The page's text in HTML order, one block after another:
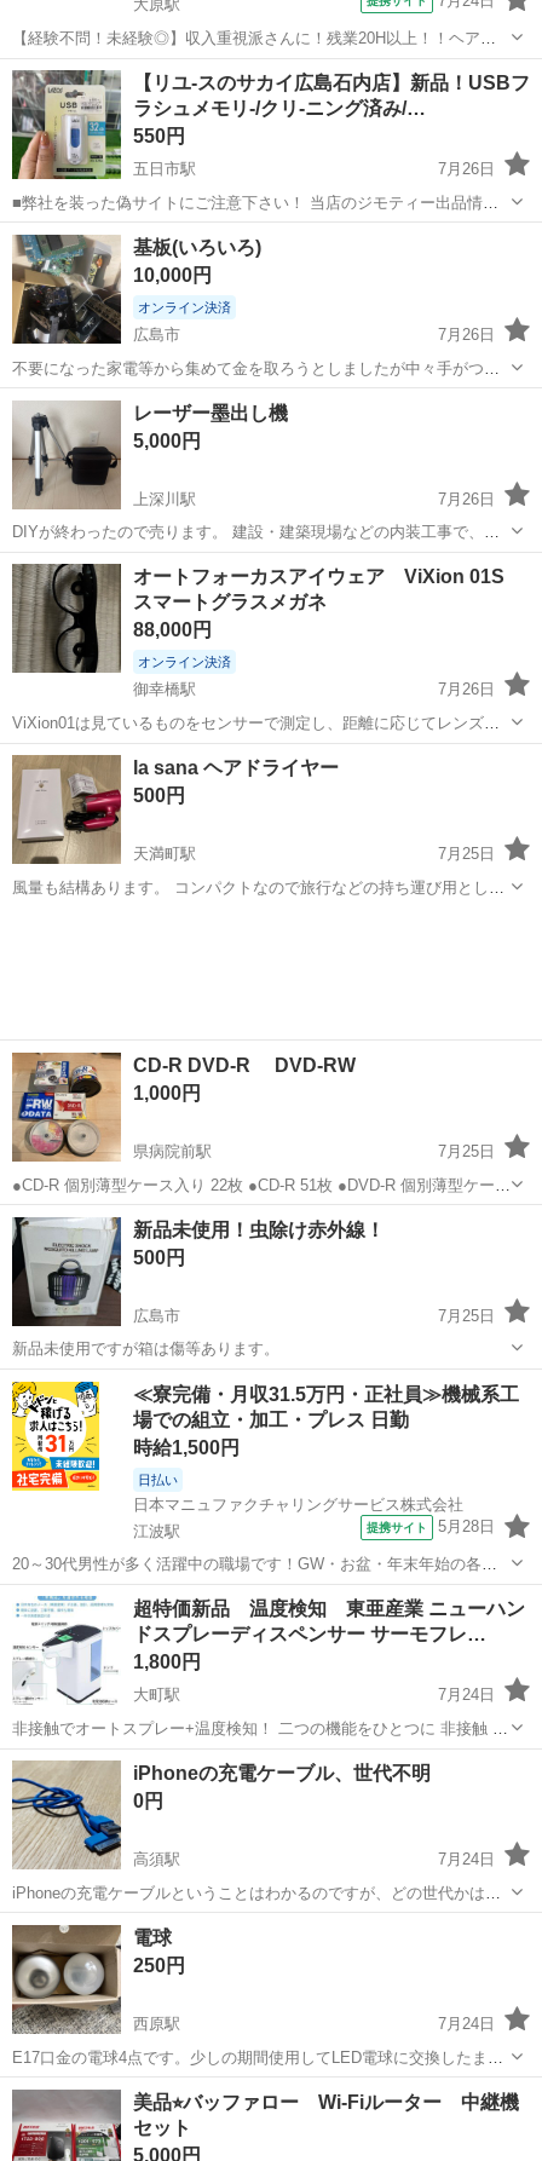
大原駅
【経験不問！未経験◎】収入重視派さんに！残業20H以上！！ヘアス
タイル自由☆ くるま部品の溶接・組立 【業務内容詳細】 部品を機械
にセット&取り出し、自動車部品(ドア、マフラー)の溶接・組立作業・
ラインへの部品の段取 お...
広島 広島市 大原駅 その他
【リユ-スのサカイ広島石内店】新品！USBフ
ラシュメモリ-/クリ-ニング済み/…
550円
五日市駅
7月26日
■弊社を装った偽サイトにご注意下さい！ 当店のジモティー出品情
報、画像が複数の偽サイトに転載されていることが確認されておりま
す。 これらのサイトに関しましては、当店とは一切関係がございませ
ん。 偽サイトへのアクセス...
広島 広島市 五日市駅 その他
基板(いろいろ)
10,000円
オンライン決済
広島市
7月26日
不要になった家電等から集めて金を取ろうとしましたが中々手がつけ
られず現在に至ります。
広島 広島市 その他 基板
レーザー墨出し機
5,000円
上深川駅
7月26日
DIYが終わったので売ります。 建設・建築現場などの内装工事で、垂
直（縦）や水平（横）の正確な基準線を出すための計測工具です。 よ
ろしくお願いします。
広島 広島市 上深川駅 その他
オートフォーカスアイウェア ViXion 01S
スマートグラスメガネ
88,000円
オンライン決済
御幸橋駅
7月26日
ViXion01は見ているものをセンサーで測定し、距離に応じてレンズの
形状を瞬時に変化させ、ピント調節をサポートするアイウェアです。
近くも遠くもスムーズなピント調節体験を提供します。 自分が強度の
近視のため、合わなかったので...
広島 広島市 その他
la sana ヘアドライヤー
500円
天満町駅
7月25日
風量も結構あります。 コンパクトなので旅行などの持ち運び用として
CD-R DVD-R DVD-RW
1,000円
県病院前駅
7月25日
●CD-R 個別薄型ケース入り 22枚 ●CD-R 51枚 ●DVD-R 個別薄型ケース
入り 10枚 ●DVD-RW 個別薄型ケース入り 5枚 ◯CD-R 約40枚
◯CD-R 約10枚 ●は未開封新品 ◯は開封済。お...
広島 広島市 県病院前駅 その他 DVD
新品未使用！虫除け赤外線！
500円
広島市
7月25日
新品未使用ですが箱は傷等あります。
広島 広島市 その他 新品
≪寮完備・月収31.5万円・正社員≫機械系工
場での組立・加工・プレス 日勤
時給1,500円
日払い
日本マニュファクチャリングサービス株式会社
江波駅
提携サイト 5月28日
20～30代男性が多く活躍中の職場です！GW・お盆・年末年始の各休
暇あり♪お得に利用できる食堂や家電備品つきの寮完備で生活サポート
も万全★ 人気の工場のお仕事/hiro240908 ★航空機機体製造★ 【組
立】 各種工具（...
広島 広島市 江波駅 その他
超特価新品 温度検知 東亜産業 ニューハン
ドスプレーディスペンサー サーモフレ…
1,800円
大町駅
7月24日
非接触でオートスプレー+温度検知！ 二つの機能をひとつに 非接触 温
度計 ＋ オートディスペンサー 東亜産業 ニューハンドスプレーディス
ペンサー サーモフレッシュ TOAMIT TOA-TMF-001 大容量 6...
広島 広島市 その他 ディスペンサー
iPhoneの充電ケーブル、世代不明
0円
高須駅
7月24日
iPhoneの充電ケーブルということはわかるのですが、どの世代かは不
明です。(割と初期のやつだと思います) かなり綺麗な状態です。 半年
前頃には そのiPhoneもあったため充電で使用できていたことは確認済
みですが、そのi...
広島 広島市 高須駅
電球
250円
西原駅
7月24日
E17口金の電球4点です。少しの期間使用してLED電球に交換したまま
閉まっていました。使用できるとは思います。電球が切れててとりあ
えず何かあれば良いという方がいらっしゃればよろしくお願いしま
す。
広島 広島市 西原駅
美品⭐︎バッファロー Wi-Fiルーター 中継機
セット
5,000円